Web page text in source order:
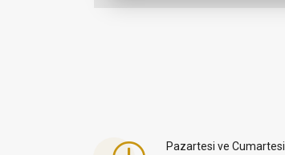
Pazartesi ve Cumartesi